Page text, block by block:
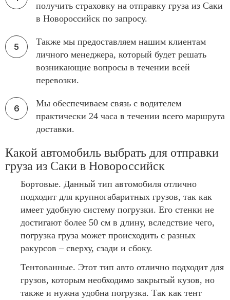
получить страховку на отправку груза из Саки
в Новороссийск по запросу.
Также мы предоставляем нашим клиентам
личного менеджера, который будет решать
возникающие вопросы в течении всей
перевозки.
Мы обеспечиваем связь с водителем
практически 24 часа в течении всего маршрута
доставки.
Какой автомобиль выбрать для отправки
груза из Саки в Новороссийск
Бортовые. Данный тип автомобиля отлично
подходит для крупногабаритных грузов, так как
имеет удобную систему погрузки. Его стенки не
достигают более 50 см в длину, вследствие чего,
погрузка груза может происходить с разных
ракурсов – сверху, сзади и сбоку.
Тентованные. Этот тип авто отлично подходит для
грузов, которым необходимо закрытый кузов, но
также и нужна удобна погрузка. Так как тент